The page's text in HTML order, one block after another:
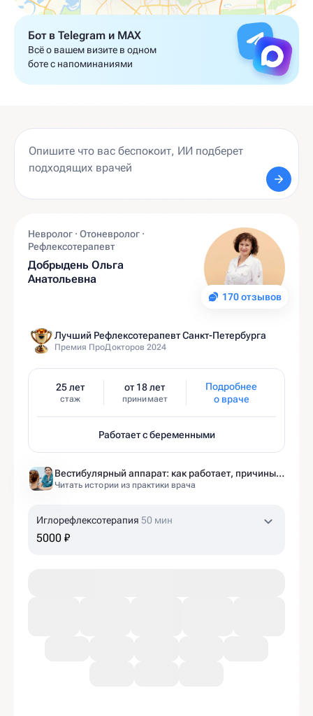
Бот в Telegram и MAX
Всё о вашем визите в одном
боте с напоминаниями
170 отзывов
Невролог · Отоневролог ·
Рефлексотерапевт
Добрыдень Ольга
Анатольевна
Лучший Рефлексотерапевт Санкт-Петербурга
Премия ПроДокторов 2024
25 лет
стаж
от 18 лет
принимает
Подробнее
о враче
Работает с беременными
Вестибулярный аппарат: как работает, причины нарушений и как тренировать?
Читать истории из практики врача
Иглорефлексотерапия 50 мин
5000 ₽